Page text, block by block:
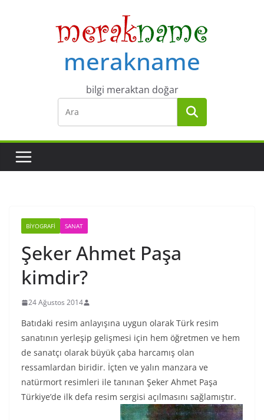
merakname
bilgi meraktan doğar
BIYOGRAFI SANAT
Şeker Ahmet Paşa
kimdir?
24 Ağustos 2014
Batıdaki resim anlayışına uygun olarak Türk resim
sanatının yerleşip gelişmesi için hem öğretmen ve hem
de sanatçı olarak büyük çaba harcamış olan
ressamlardan biridir. İçten ve yalın manzara ve
natürmort resimleri ile tanınan Şeker Ahmet Paşa
Türkiye’de ilk defa resim sergisi açılmasını sağlamıştır.